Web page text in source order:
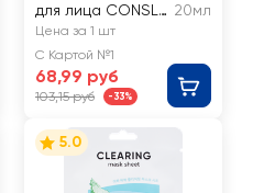
для лица CONSLY
Увлажняющая с
экстрактом
маракуйи
20мл
Цена за 1 шт
С Картой №1
68,99 руб
103,15 руб -33%
5.0